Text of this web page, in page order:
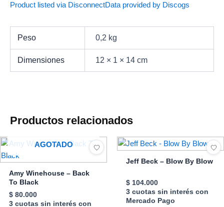
Product listed via DisconnectData provided by Discogs
Peso 0,2 kg
Dimensiones 12 × 1 × 14 cm
Productos relacionados
AGOTADO
Amy Winehouse – Back
To Black
$80.000
3 cuotas sin interés con
Jeff Beck – Blow By Blow
$104.000
3 cuotas sin interés con
Mercado Pago